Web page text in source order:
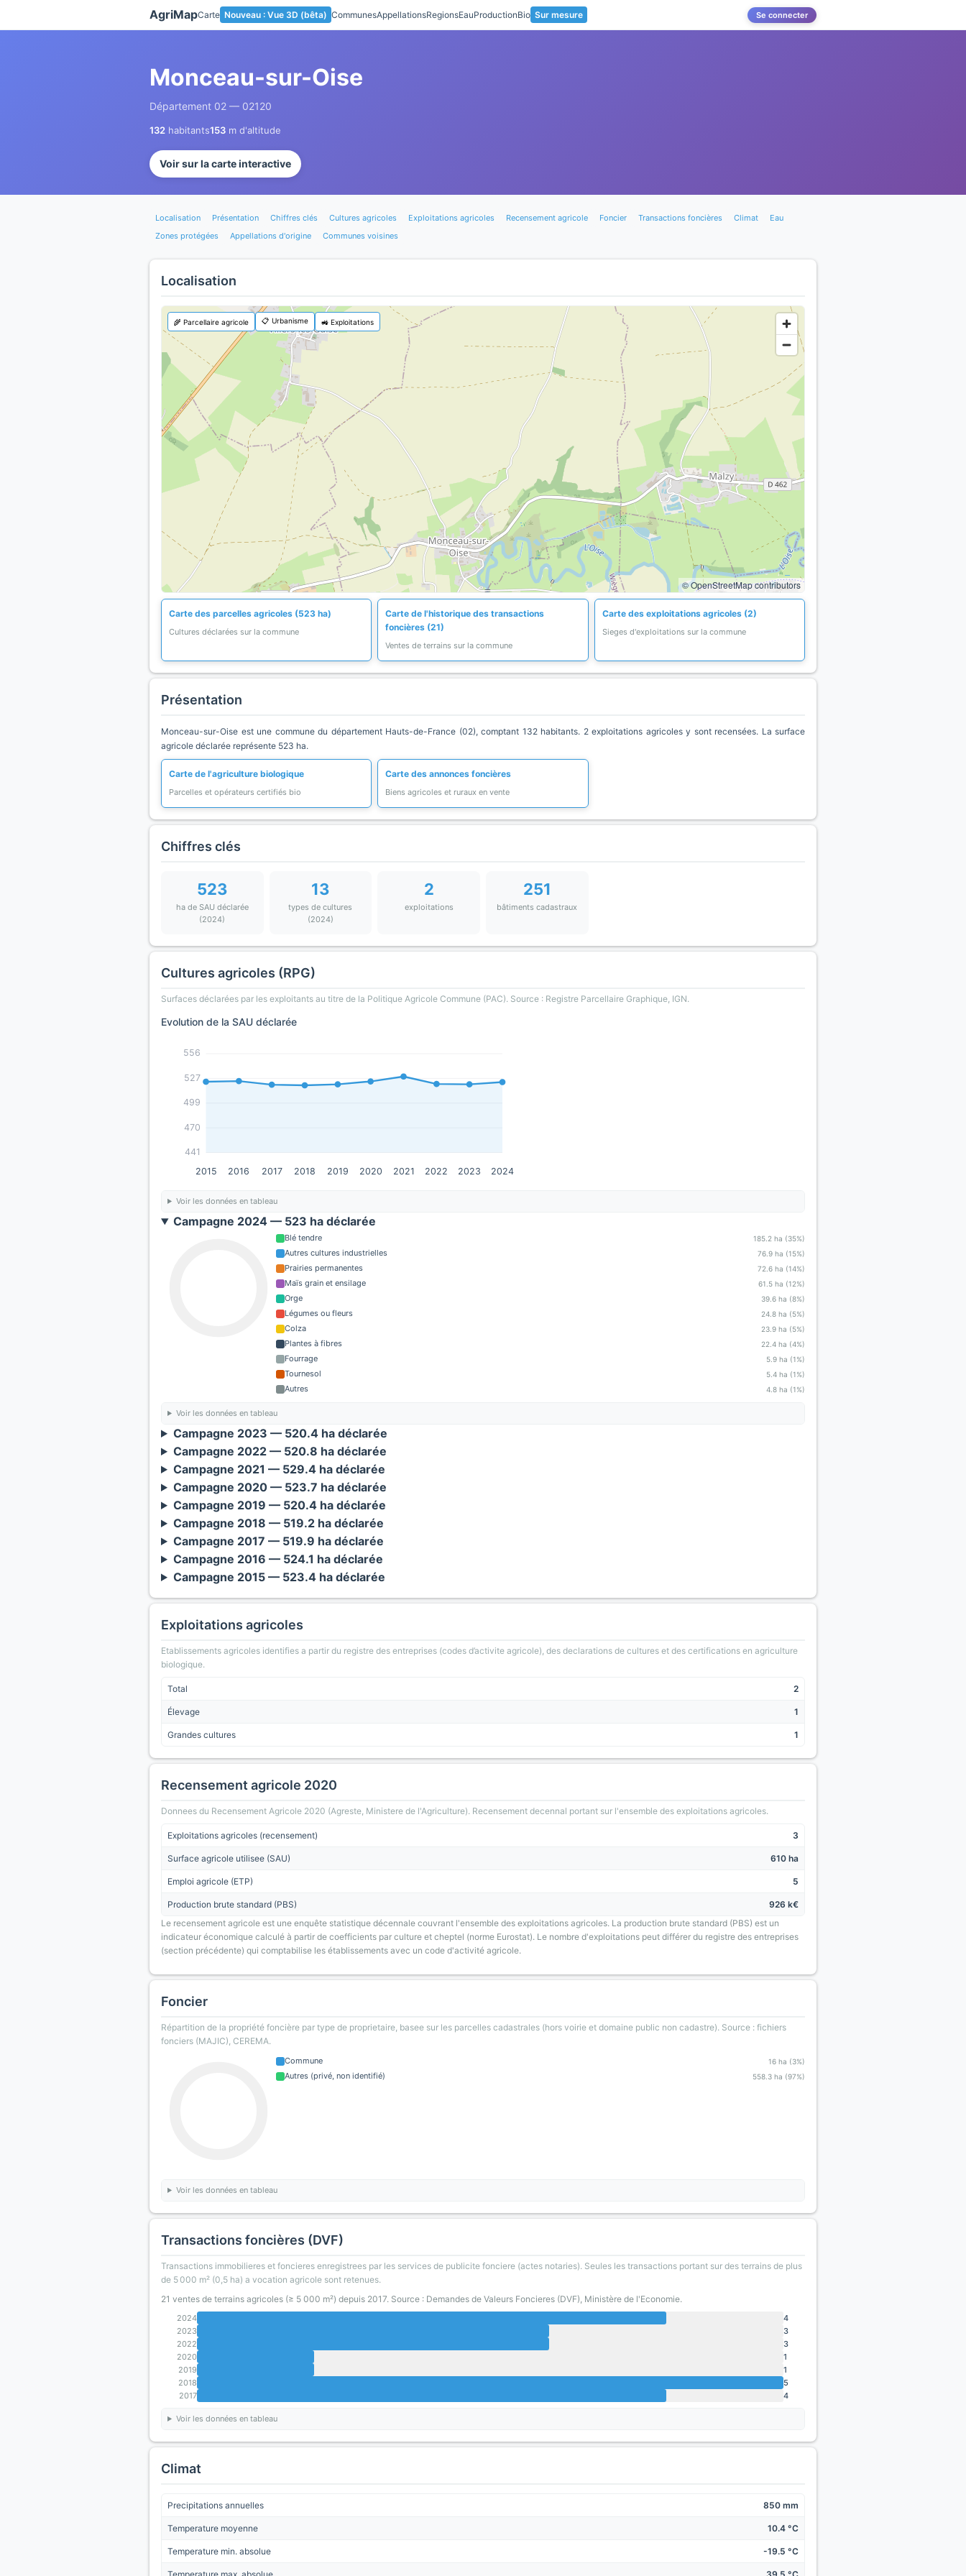
AgriMapCarte Nouveau : Vue 3D (bêta) CommunesAppellationsRegionsEauProductionBio Sur mesure Se connecter
Monceau-sur-Oise
Département 02 — 02120
132 habitants153 m d'altitude
Voir sur la carte interactive
Localisation Présentation Chiffres clés Cultures agricoles Exploitations agricoles Recensement agricole Foncier Transactions foncières Climat
Eau
Zones protégées
Appellations d'origine Communes voisines
Localisation
© OpenStreetMap contributors
🌾 Parcellaire agricole 📋 Urbanisme 🚜 Exploitations
Carte des parcelles agricoles (523 ha)
Cultures déclarées sur la commune
Carte de l'historique des transactions
foncières (21)
Ventes de terrains sur la commune
Carte des exploitations agricoles (2)
Sieges d'exploitations sur la commune
Présentation
Monceau-sur-Oise est une commune du département Hauts-de-France (02), comptant 132 habitants. 2 exploitations agricoles y sont recensées. La surface
agricole déclarée représente 523 ha.
Carte de l'agriculture biologique
Parcelles et opérateurs certifiés bio
Carte des annonces foncières
Biens agricoles et ruraux en vente
Chiffres clés
523
ha de SAU déclarée
(2024)
13
types de cultures
(2024)
2
exploitations
251
bâtiments cadastraux
Cultures agricoles (RPG)
Surfaces déclarées par les exploitants au titre de la Politique Agricole Commune (PAC). Source : Registre Parcellaire Graphique, IGN.
Evolution de la SAU déclarée
441
470
499
527
556
2015 2016 2017 2018 2019 2020 2021 2022 2023 2024
Voir les données en tableau
Campagne 2024 — 523 ha déclarée
Blé tendre 185.2 ha (35%)
Autres cultures industrielles 76.9 ha (15%)
Prairies permanentes 72.6 ha (14%)
Maïs grain et ensilage 61.5 ha (12%)
Orge 39.6 ha (8%)
Légumes ou fleurs 24.8 ha (5%)
Colza 23.9 ha (5%)
Plantes à fibres 22.4 ha (4%)
Fourrage 5.9 ha (1%)
Tournesol 5.4 ha (1%)
Autres 4.8 ha (1%)
Voir les données en tableau
Campagne 2023 — 520.4 ha déclarée
Campagne 2022 — 520.8 ha déclarée
Campagne 2021 — 529.4 ha déclarée
Campagne 2020 — 523.7 ha déclarée
Campagne 2019 — 520.4 ha déclarée
Campagne 2018 — 519.2 ha déclarée
Campagne 2017 — 519.9 ha déclarée
Campagne 2016 — 524.1 ha déclarée
Campagne 2015 — 523.4 ha déclarée
Exploitations agricoles
Etablissements agricoles identifies a partir du registre des entreprises (codes d’activite agricole), des declarations de cultures et des certifications en agriculture
biologique.
Total 2
Élevage 1
Grandes cultures 1
Recensement agricole 2020
Donnees du Recensement Agricole 2020 (Agreste, Ministere de l'Agriculture). Recensement decennal portant sur l'ensemble des exploitations agricoles.
Exploitations agricoles (recensement) 3
Surface agricole utilisee (SAU) 610 ha
Emploi agricole (ETP) 5
Production brute standard (PBS)
926 k€
Le recensement agricole est une enquête statistique décennale couvrant l'ensemble des exploitations agricoles. La production brute standard (PBS) est un
indicateur économique calculé à partir de coefficients par culture et cheptel (norme Eurostat). Le nombre d'exploitations peut différer du registre des entreprises
(section précédente) qui comptabilise les établissements avec un code d'activité agricole.
Foncier
Répartition de la propriété foncière par type de proprietaire, basee sur les parcelles cadastrales (hors voirie et domaine public non cadastre). Source : fichiers
fonciers (MAJIC), CEREMA.
Commune 16 ha (3%)
Autres (privé, non identifié) 558.3 ha (97%)
Voir les données en tableau
Transactions foncières (DVF)
Transactions immobilieres et foncieres enregistrees par les services de publicite fonciere (actes notaries). Seules les transactions portant sur des terrains de plus
de 5 000 m² (0,5 ha) a vocation agricole sont retenues.
21 ventes de terrains agricoles (≥ 5 000 m²) depuis 2017. Source : Demandes de Valeurs Foncieres (DVF), Ministère de l'Economie.
2024
4
2023
3
2022
3
2020
1
2019
1
2018
5
2017
4
Voir les données en tableau
Climat
Precipitations annuelles 850 mm
Temperature moyenne 10.4 °C
Temperature min. absolue -19.5 °C
Panneau de gestion des cookies